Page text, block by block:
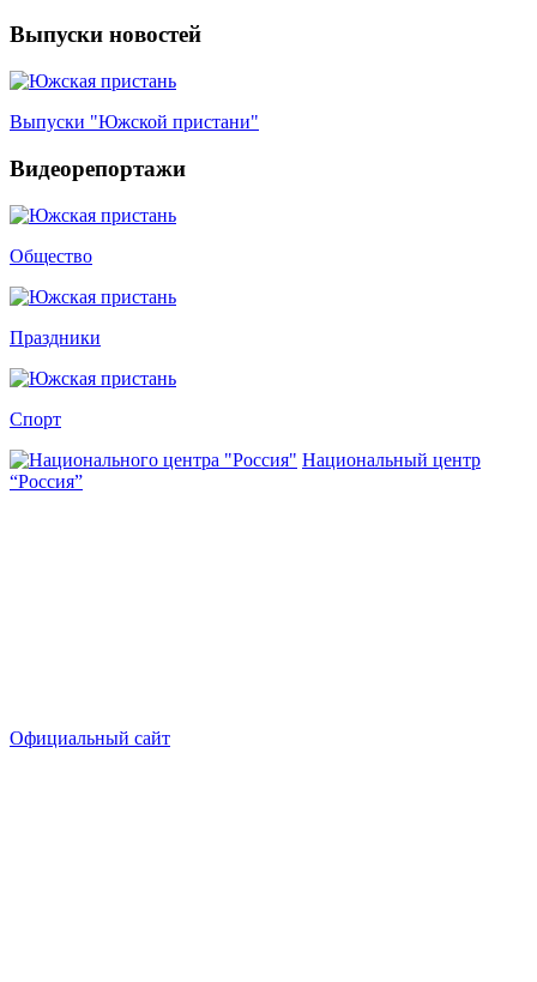
Выпуски новостей
Выпуски "Южской пристани"
Видеорепортажи
Общество
Праздники
Спорт
Национальный центр
“Россия”
Официальный сайт